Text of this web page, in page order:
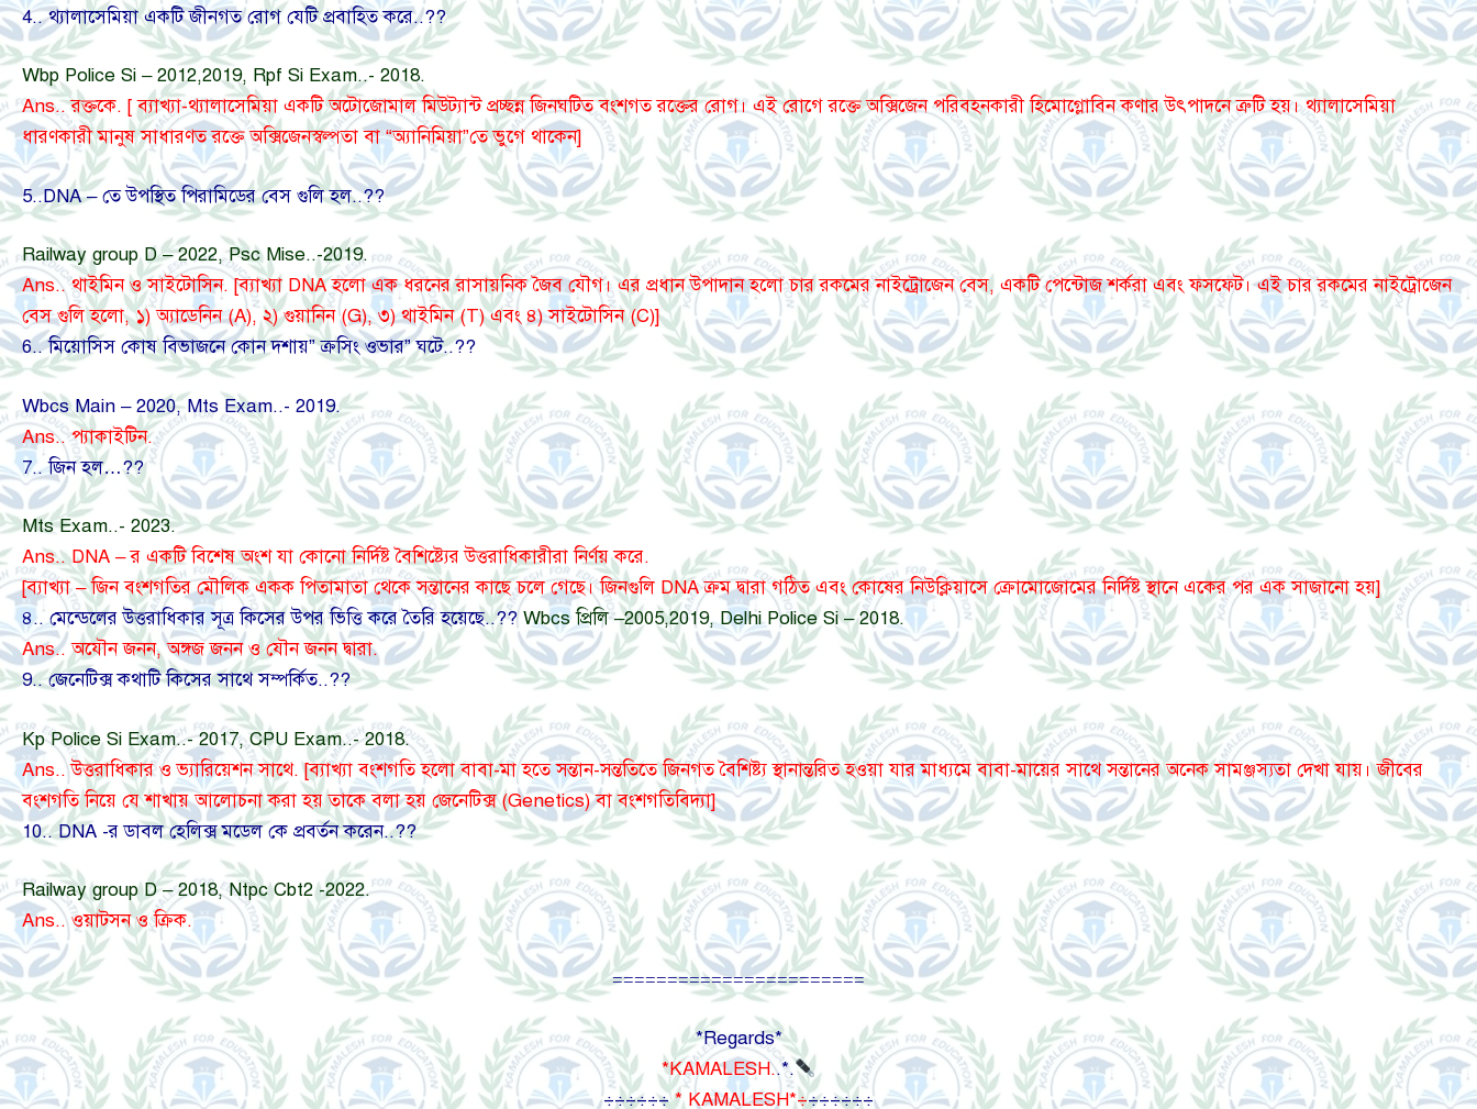
4.. থ্যালাসেমিয়া একটি জীনগত রোগ যেটি প্রবাহিত করে..??
Wbp Police Si – 2012,2019, Rpf Si Exam..- 2018.
Ans.. রক্তকে. [ ব্যাখ্যা-থ্যালাসেমিয়া একটি অটোজোমাল মিউট্যান্ট প্রচ্ছন্ন জিনঘটিত বংশগত রক্তের রোগ। এই রোগে রক্তে অক্সিজেন পরিবহনকারী হিমোগ্লোবিন কণার উৎপাদনে ত্রুটি হয়। থ্যালাসেমিয়া
ধারণকারী মানুষ সাধারণত রক্তে অক্সিজেনস্বল্পতা বা “অ্যানিমিয়া”তে ভুগে থাকেন]
5..DNA – তে উপস্থিত পিরামিডের বেস গুলি হল..??
Railway group D – 2022, Psc Mise..-2019.
Ans.. থাইমিন ও সাইটোসিন. [ব্যাখ্যা DNA হলো এক ধরনের রাসায়নিক জৈব যৌগ। এর প্রধান উপাদান হলো চার রকমের নাইট্রোজেন বেস, একটি পেন্টোজ শর্করা এবং ফসফেট। এই চার রকমের নাইট্রোজেন
বেস গুলি হলো, ১) অ্যাডেনিন (A), ২) গুয়ানিন (G), ৩) থাইমিন (T) এবং ৪) সাইটোসিন (C)]
6.. মিয়োসিস কোষ বিভাজনে কোন দশায়” ক্রসিং ওভার” ঘটে..??
Wbcs Main – 2020, Mts Exam..- 2019.
Ans.. প্যাকাইটিন.
7.. জিন হল…??
Mts Exam..- 2023.
Ans.. DNA – র একটি বিশেষ অংশ যা কোনো নির্দিষ্ট বৈশিষ্ট্যের উত্তরাধিকারীরা নির্ণয় করে.
[ব্যাখ্যা – জিন বংশগতির মৌলিক একক পিতামাতা থেকে সন্তানের কাছে চলে গেছে। জিনগুলি DNA ক্রম দ্বারা গঠিত এবং কোষের নিউক্লিয়াসে ক্রোমোজোমের নির্দিষ্ট স্থানে একের পর এক সাজানো হয়]
৪.. মেন্ডেলের উত্তরাধিকার সূত্র কিসের উপর ভিত্তি করে তৈরি হয়েছে..?? Wbcs প্রিলি –2005,2019, Delhi Police Si – 2018.
Ans.. অযৌন জনন, অঙ্গজ জনন ও যৌন জনন দ্বারা.
9.. জেনেটিক্স কথাটি কিসের সাথে সম্পর্কিত..??
Kp Police Si Exam..- 2017, CPU Exam..- 2018.
Ans.. উত্তরাধিকার ও ভ্যারিয়েশন সাথে. [ব্যাখ্যা বংশগতি হলো বাবা-মা হতে সন্তান-সন্ততিতে জিনগত বৈশিষ্ট্য স্থানান্তরিত হওয়া যার মাধ্যমে বাবা-মায়ের সাথে সন্তানের অনেক সামঞ্জস্যতা দেখা যায়। জীবের
বংশগতি নিয়ে যে শাখায় আলোচনা করা হয় তাকে বলা হয় জেনেটিক্স (Genetics) বা বংশগতিবিদ্যা]
10.. DNA -র ডাবল হেলিক্স মডেল কে প্রবর্তন করেন..??
Railway group D – 2018, Ntpc Cbt2 -2022.
Ans.. ওয়াটসন ও ক্রিক.
=======================
*Regards*
*KAMALESH..*.
÷÷÷÷÷÷* KAMALESH*÷÷÷÷÷÷÷